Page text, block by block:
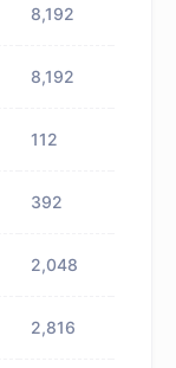
8,192
8,192
112
392
2,048
2,816